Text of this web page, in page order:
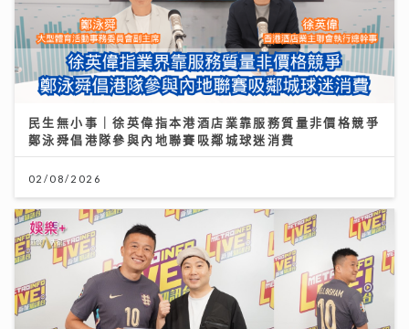
民生無小事｜徐英偉指本港酒店業靠服務質量非價格競爭
鄭泳舜倡港隊參與內地聯賽吸鄰城球迷消費
02/08/2026